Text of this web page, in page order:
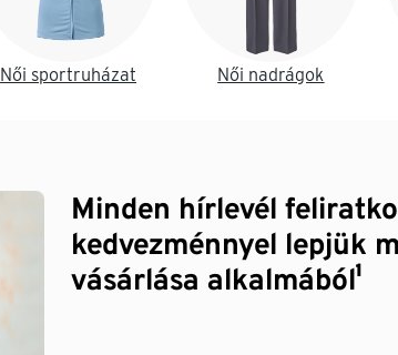
Női sportruházat Női nadrágok
Minden hírlevél
kedvezménnyel lepjük
vásárlása alkalmából¹